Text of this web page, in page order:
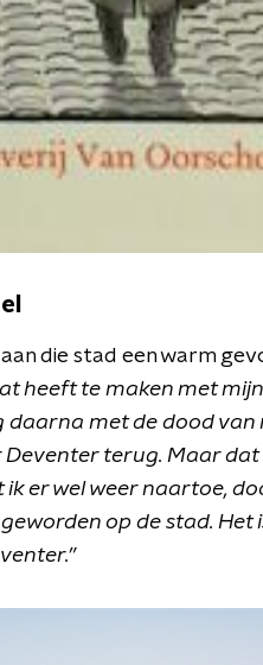
die stad een warm
heeft te maken met
met de dood van
terug. Maar
er wel weer naartoe,
op de stad. Het